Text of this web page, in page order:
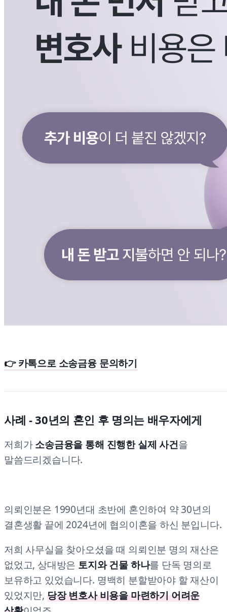
👉 카톡으로 소송금융 문의하기
사례 - 30년의 혼인 후 명의는 배우자에게
저희가소송금융을 통해 진행한 실제 사건을
말씀드리겠습니다.
의뢰인분은 1990년대 초반에 혼인하여 약 30년의
결혼생활 끝에 2024년에 협의이혼을 하신 분입니다.
저희 사무실을 찾아오셨을 때 의뢰인분 명의 재산은
없었고, 상대방은 토지와 건물 하나를 단독 명의로
보유하고 있었습니다. 명백히 분할받아야 할 재산이
있었지만, 당장 변호사 비용을 마련하기 어려운